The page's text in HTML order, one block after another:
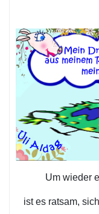
Um wieder
ist es ratsam,